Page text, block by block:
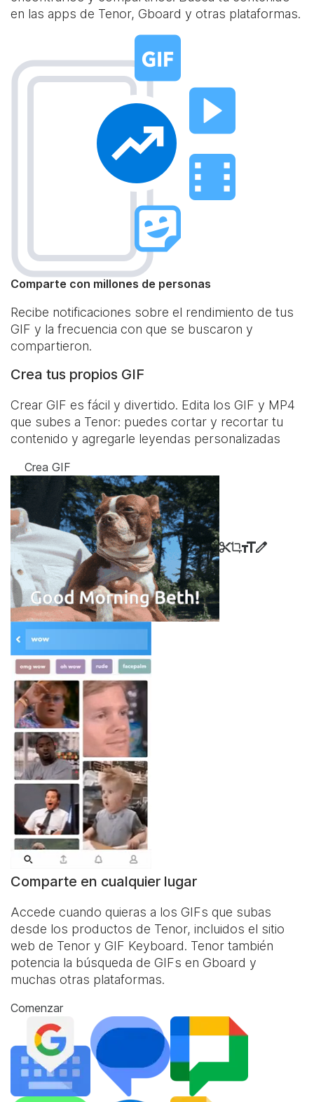
en las apps de Tenor, Gboard y otras plataformas.
Comparte con millones de personas
Recibe notificaciones sobre el rendimiento de tus
GIF y la frecuencia con que se buscaron y
compartieron.
Crea tus propios GIF
Crear GIF es fácil y divertido. Edita los GIF y MP4
que subes a Tenor: puedes cortar y recortar tu
contenido y agregarle leyendas personalizadas
Crea GIF
Comparte en cualquier lugar
Accede cuando quieras a los GIFs que subas
desde los productos de Tenor, incluidos el sitio
web de Tenor y GIF Keyboard. Tenor también
potencia la búsqueda de GIFs en Gboard y
muchas otras plataformas.
Comenzar